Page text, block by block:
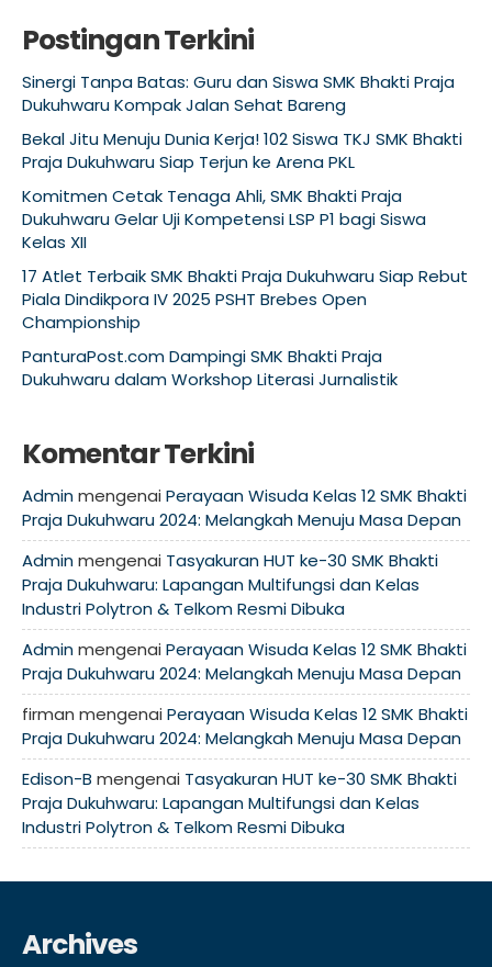
Postingan Terkini
Sinergi Tanpa Batas: Guru dan Siswa SMK Bhakti Praja
Dukuhwaru Kompak Jalan Sehat Bareng
Bekal Jitu Menuju Dunia Kerja! 102 Siswa TKJ SMK Bhakti
Praja Dukuhwaru Siap Terjun ke Arena PKL
Komitmen Cetak Tenaga Ahli, SMK Bhakti Praja
Dukuhwaru Gelar Uji Kompetensi LSP P1 bagi Siswa
Kelas XII
17 Atlet Terbaik SMK Bhakti Praja Dukuhwaru Siap Rebut
Piala Dindikpora IV 2025 PSHT Brebes Open
Championship
PanturaPost.com Dampingi SMK Bhakti Praja
Dukuhwaru dalam Workshop Literasi Jurnalistik
Komentar Terkini
Adminmengenai Perayaan Wisuda Kelas 12 SMK Bhakti
Praja Dukuhwaru 2024: Melangkah Menuju Masa Depan
Adminmengenai Tasyakuran HUT ke-30 SMK Bhakti
Praja Dukuhwaru: Lapangan Multifungsi dan Kelas
Industri Polytron & Telkom Resmi Dibuka
Adminmengenai Perayaan Wisuda Kelas 12 SMK Bhakti
Praja Dukuhwaru 2024: Melangkah Menuju Masa Depan
firman mengenai Perayaan Wisuda Kelas 12 SMK Bhakti
Praja Dukuhwaru 2024: Melangkah Menuju Masa Depan
Edison-B mengenai Tasyakuran HUT ke-30 SMK Bhakti
Praja Dukuhwaru: Lapangan Multifungsi dan Kelas
Industri Polytron & Telkom Resmi Dibuka
Archives